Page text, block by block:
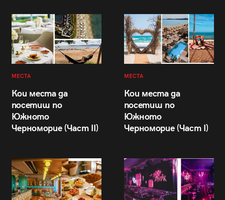
МЕСТА
Кои места да
посетиш по
Южното
Черноморие (Част II)
МЕСТА
Кои места да
посетиш по
Южното
Черноморие (Част I)